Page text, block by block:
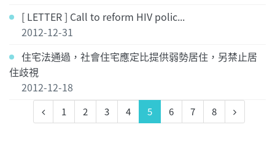
[ LETTER ] Call to reform HIV polic...
2012-12-31
住宅法通過，社會住宅應定比提供弱勢居住，另禁止居
住歧視
2012-12-18
1 2 3 4 5 6 7 8